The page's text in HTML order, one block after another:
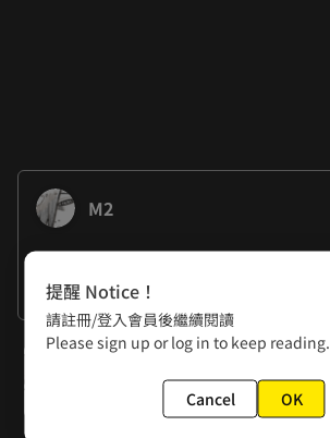
M2
感謝閱讀！
下一話
#0.5 12月31日
提醒 Notice！
請註冊/登入會員後繼續閱讀
Please sign up or log in to keep reading.
Cancel OK